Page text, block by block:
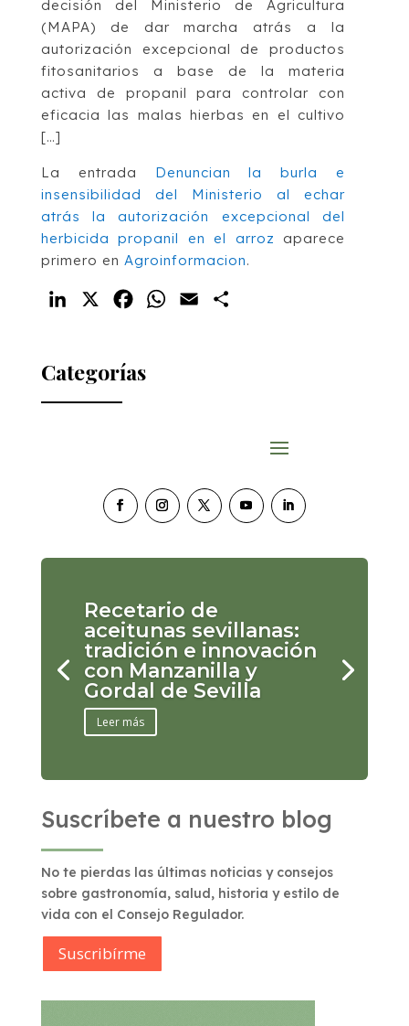
decisión del Ministerio de Agricultura
(MAPA) de dar marcha atrás a la
autorización excepcional de productos
fitosanitarios a base de la materia
activa de propanil para controlar con
eficacia las malas hierbas en el cultivo
[…]
La entrada Denuncian la burla e
insensibilidad del Ministerio al echar
atrás la autorización excepcional del
herbicida propanil en el arroz aparece
primero en Agroinformacion.
LinkedIn FacebookWhatsApp
Email
Categorías
Recetario de
aceitunas sevillanas:
tradición e innovación
con Manzanilla y
Gordal de Sevilla
Leer más
Suscríbete a nuestro blog
No te pierdas las últimas noticias y consejos
sobre gastronomía, salud, historia y estilo de
vida con el Consejo Regulador.
Suscribírme